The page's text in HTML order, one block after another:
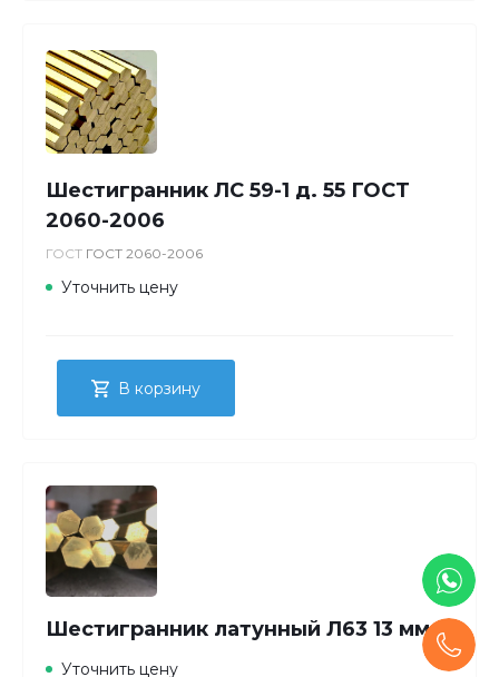
Шестигранник ЛС 59-1 д. 55 ГОСТ
2060-2006
ГОСТ ГОСТ 2060-2006
Уточнить цену
В корзину
Шестигранник латунный Л63 13 мм
Уточнить цену